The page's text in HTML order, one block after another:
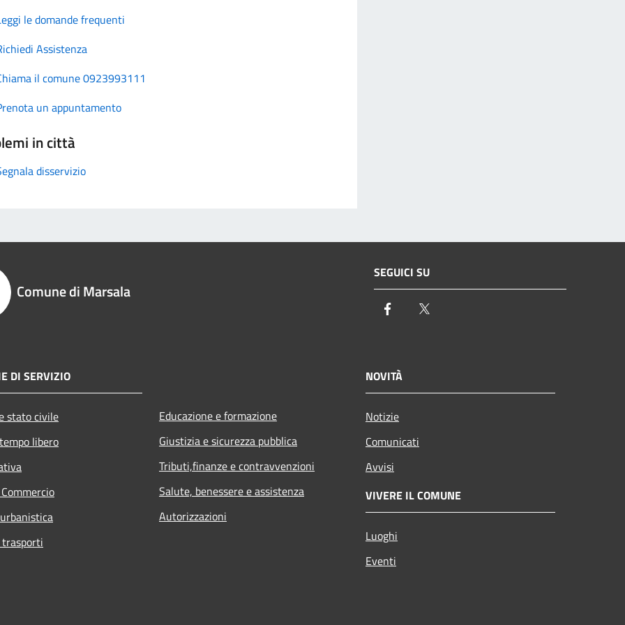
le domande frequenti
Assistenza
il comune 0923993111
un appuntamento
in città
disservizio
Comune di Marsala
SEGUICI SU
Facebook
DI SERVIZIO
stato civile
libero
Educazione e formazione
Giustizia e sicurezza pubblica
Tributi,finanze e contravvenzioni
Salute, benessere e assistenza
Autorizzazioni
NOVITÀ
Notizie
Comunicati
Avvisi
VIVERE IL COMUNE
Luoghi
Eventi